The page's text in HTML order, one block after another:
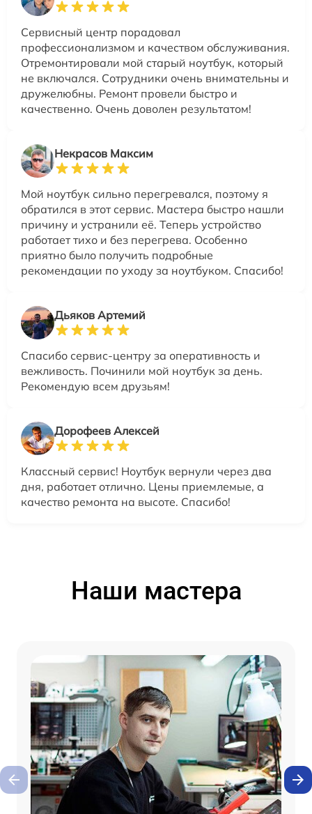
Сервисный центр порадовал
профессионализмом и качеством обслуживания.
Отремонтировали мой старый ноутбук, который
не включался. Сотрудники очень внимательны и
дружелюбны. Ремонт провели быстро и
качественно. Очень доволен результатом!
Некрасов Максим
Мой ноутбук сильно перегревался, поэтому я
обратился в этот сервис. Мастера быстро нашли
причину и устранили её. Теперь устройство
работает тихо и без перегрева. Особенно
приятно было получить подробные
рекомендации по уходу за ноутбуком. Спасибо!
Дьяков Артемий
Спасибо сервис-центру за оперативность и
вежливость. Починили мой ноутбук за день.
Рекомендую всем друзьям!
Дорофеев Алексей
Классный сервис! Ноутбук вернули через два
дня, работает отлично. Цены приемлемые, а
качество ремонта на высоте. Спасибо!
Наши мастера